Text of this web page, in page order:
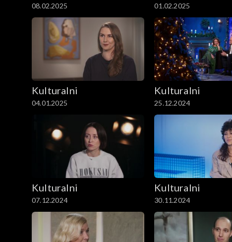
08.02.2025 01.02.2025
Kulturalni
04.01.2025
Kulturalni
25.12.2024
Kulturalni
07.12.2024
Kulturalni
30.11.2024